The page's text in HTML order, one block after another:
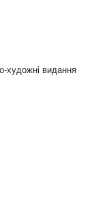
художні видання